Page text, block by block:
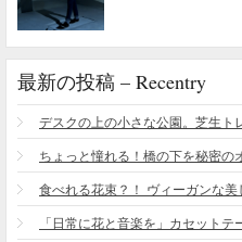
最新の投稿 – Recentry
デスクの上の小さな公園。芝生ト
ちょっと憧れる！橋の下を秘密の
食べれる花束？！ ヴィーガンな美